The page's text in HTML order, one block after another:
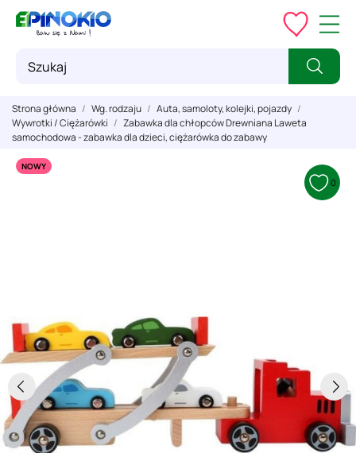
Strona główna Wg. rodzaju
Auta, samoloty, kolejki, pojazdy
Wywrotki / Ciężarówki
Zabawka dla chłopców Drewniana Laweta
samochodowa - zabawka dla dzieci, ciężarówka do zabawy
NOWY
0